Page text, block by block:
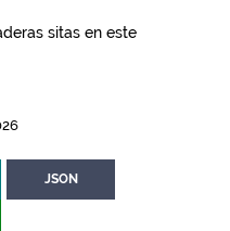
sitas en este
JSON